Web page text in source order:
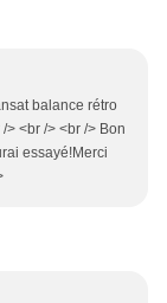
balance rétro
<br /> <br /> Bon
essayé!Merci